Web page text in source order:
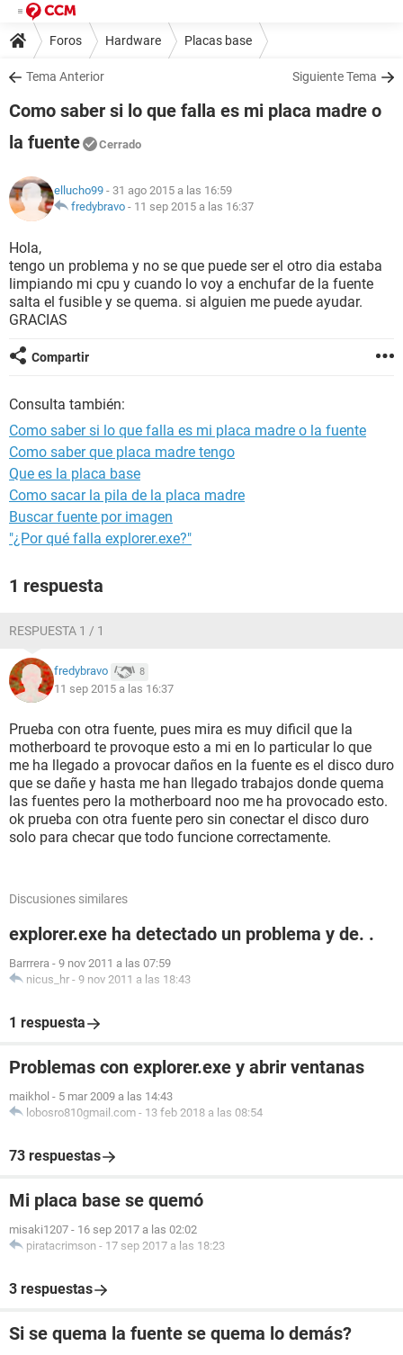
Foros Hardware Placas base
Tema Anterior Siguiente Tema
Como saber si lo que falla es mi placa madre o
la fuente
Cerrado
ellucho99 - 31 ago 2015 a las 16:59
fredybravo - 11 sep 2015 a las 16:37
Hola,
tengo un problema y no se que puede ser el otro dia estaba
limpiando mi cpu y cuando lo voy a enchufar de la fuente
salta el fusible y se quema. si alguien me puede ayudar.
GRACIAS
Compartir
Consulta también:
Como saber si lo que falla es mi placa madre o la fuente
Como saber que placa madre tengo
Que es la placa base
Como sacar la pila de la placa madre
Buscar fuente por imagen
"¿Por qué falla explorer.exe?"
1 respuesta
RESPUESTA 1 / 1
fredybravo 8
11 sep 2015 a las 16:37
Prueba con otra fuente, pues mira es muy dificil que la
motherboard te provoque esto a mi en lo particular lo que
me ha llegado a provocar daños en la fuente es el disco duro
que se dañe y hasta me han llegado trabajos donde quema
las fuentes pero la motherboard noo me ha provocado esto.
ok prueba con otra fuente pero sin conectar el disco duro
solo para checar que todo funcione correctamente.
Discusiones similares
explorer.exe ha detectado un problema y de. .
Barrrera - 9 nov 2011 a las 07:59
nicus_hr - 9 nov 2011 a las 18:43
1 respuesta
Problemas con explorer.exe y abrir ventanas
maikhol - 5 mar 2009 a las 14:43
lobosro810gmail.com - 13 feb 2018 a las 08:54
73 respuestas
Mi placa base se quemó
misaki1207 - 16 sep 2017 a las 02:02
piratacrimson - 17 sep 2017 a las 18:23
3 respuestas
Si se quema la fuente se quema lo demás?